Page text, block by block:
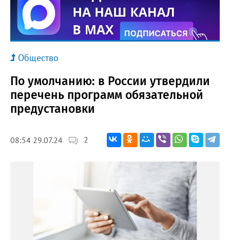
Общество
По умолчанию: в России утвердили
перечень программ обязательной
предустановки
08:54 29.07.24 2